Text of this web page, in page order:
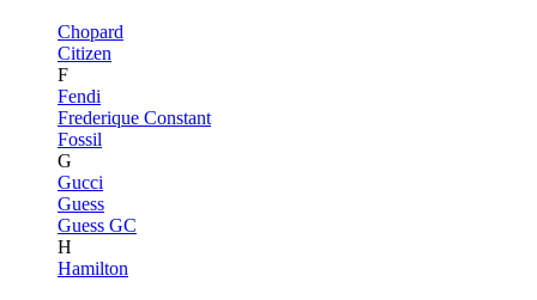
Chopard
Citizen
F
Fendi
Frederique Constant
Fossil
G
Gucci
Guess
Guess GC
H
Hamilton